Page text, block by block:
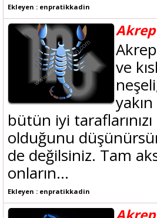
Ekleyen : enpratikkadin
ve
bütün iyi
olduğunu
de değilsiniz. Tam
onların...
Ekleyen : enpratikkadin